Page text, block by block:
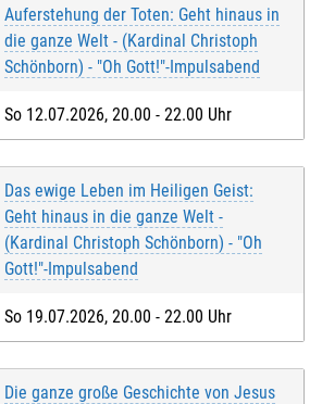
Auferstehung der Toten: Geht hinaus in
die ganze Welt - (Kardinal Christoph
Schönborn) - "Oh Gott!"-Impulsabend
So 12.07.2026, 20.00 - 22.00 Uhr
Das ewige Leben im Heiligen Geist:
Geht hinaus in die ganze Welt -
(Kardinal Christoph Schönborn) - "Oh
Gott!"-Impulsabend
So 19.07.2026, 20.00 - 22.00 Uhr
Die ganze große Geschichte von Jesus